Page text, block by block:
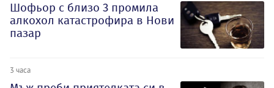
Шофьор с близо 3 промила
алкохол катастрофира в Нови
пазар
3 часа